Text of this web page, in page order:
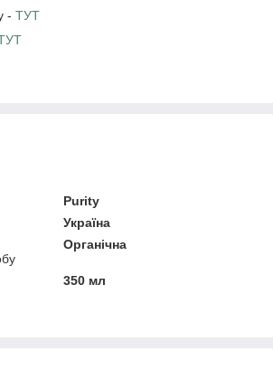
- ТУТ
Purity
Україна
Органічна
350 мл